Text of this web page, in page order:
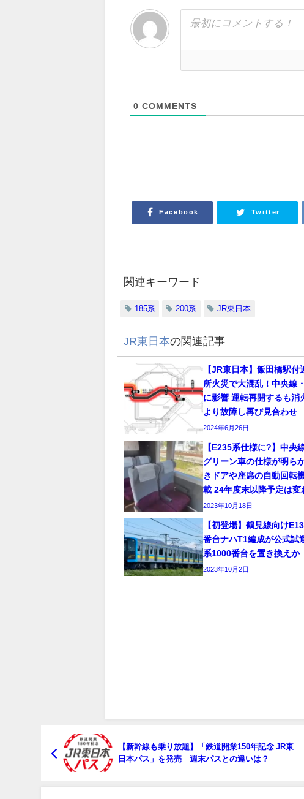
0 COMMENTS
Facebook Twitter
関連キーワード
185系 200系 JR東日本
JR東日本の関連記事
【JR東日本】飯田橋駅付
所火災で大混乱！中央線
に影響 運転再開するも消
より故障し再び見合わせ
2024年6月26日
【E235系仕様に?】中央
グリーン車の仕様が明ら
きドアや座席の自動回転
載 24年度末以降予定は変
2023年10月18日
【初登場】鶴見線向け
番台ナハT1編成が公式試
系1000番台を置き換えか
2023年10月2日
【新幹線も乗り放題】「鉄道開業150年記念 JR東
日本パス」を発売 週末パスとの違いは？